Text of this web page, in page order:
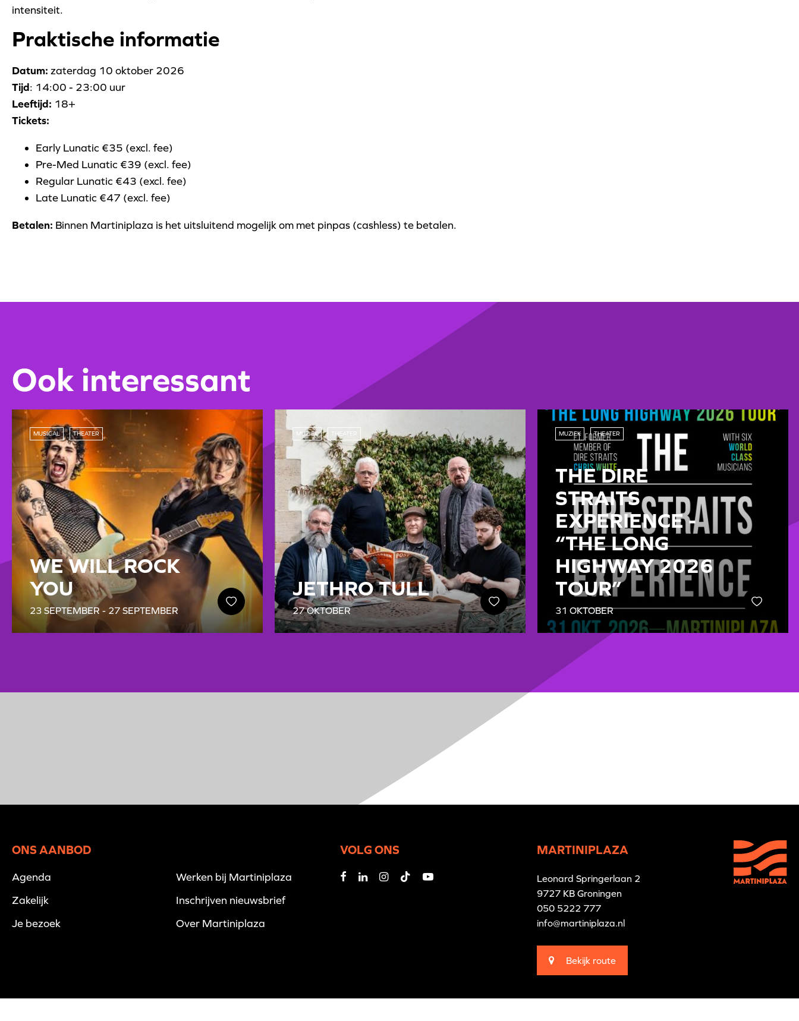
intensiteit.
Praktische informatie
Datum: zaterdag 10 oktober 2026
Tijd: 14:00 - 23:00 uur
Leeftijd: 18+
Tickets:
Early Lunatic €35 (excl. fee)
Pre-Med Lunatic €39 (excl. fee)
Regular Lunatic €43 (excl. fee)
Late Lunatic €47 (excl. fee)
Betalen: Binnen Martiniplaza is het uitsluitend mogelijk om met pinpas (cashless) te betalen.
Ook interessant
MUSICAL THEATER
WE WILL ROCK
YOU
23 SEPTEMBER - 27 SEPTEMBER
MUZIEK THEATER
JETHRO TULL
27 OKTOBER
MUZIEK THEATER
THE DIRE
STRAITS
EXPERIENCE -
“THE LONG
HIGHWAY 2026
TOUR”
31 OKTOBER
ONS AANBOD
Agenda
Zakelijk
Je bezoek
Werken bij Martiniplaza
Inschrijven nieuwsbrief
Over Martiniplaza
VOLG ONS MARTINIPLAZA
Leonard Springerlaan 2
9727 KB Groningen
050 5222 777
info@martiniplaza.nl
Bekijk route